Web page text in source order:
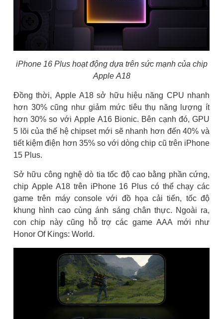
iPhone 16 Plus hoạt động dựa trên sức mạnh của chip
Apple A18
Đồng thời, Apple A18 sở hữu hiệu năng CPU nhanh
hơn 30% cũng như giảm mức tiêu thụ năng lượng ít
hơn 30% so với Apple A16 Bionic. Bên cạnh đó, GPU
5 lõi của thế hệ chipset mới sẽ nhanh hơn đến 40% và
tiết kiệm điện hơn 35% so với dòng chip cũ trên iPhone
15 Plus.
Sở hữu công nghệ dò tia tốc độ cao bằng phần cứng,
chip Apple A18 trên iPhone 16 Plus có thể chạy các
game trên máy console với đồ họa cải tiến, tốc độ
khung hình cao cùng ánh sáng chân thực. Ngoài ra,
con chip này cũng hỗ trợ các game AAA mới như
Honor Of Kings: World.